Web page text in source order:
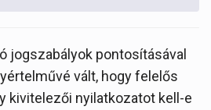
jogszabályok pontosításával
vált, hogy felelős
kivitelezői nyilatkozatot kell-e